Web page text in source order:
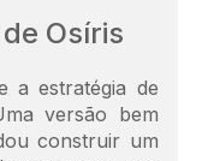
Osíris
a estratégia de
versão bem
construir um